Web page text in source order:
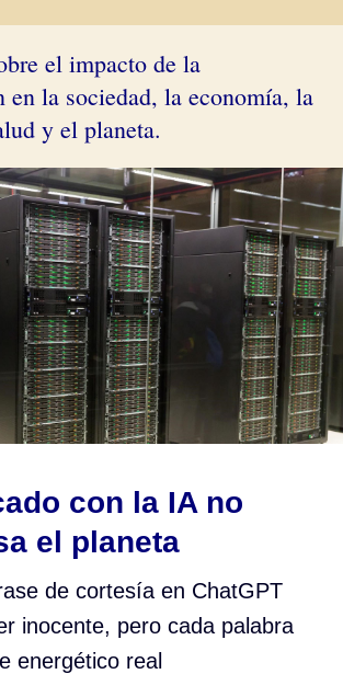
el impacto de la
la sociedad, la economía, la
y el planeta.
con la IA no
el planeta
de cortesía en ChatGPT
inocente, pero cada palabra
energético real